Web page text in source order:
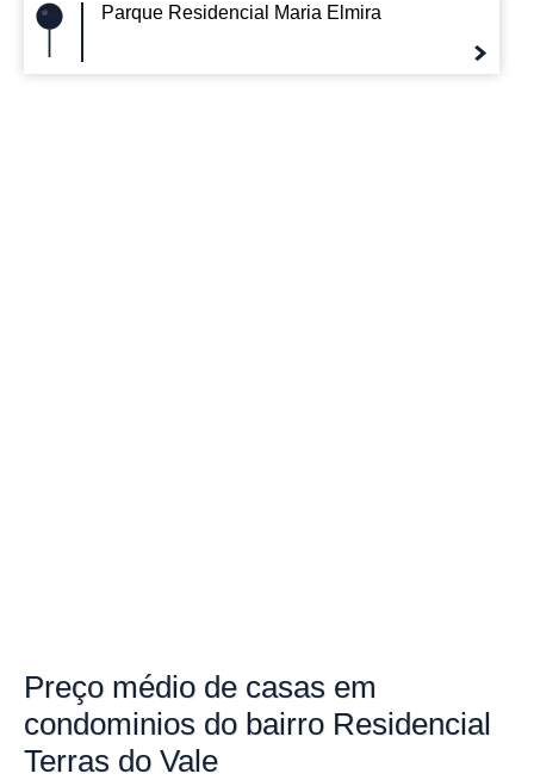
Parque Residencial Maria Elmira
Preço médio de casas em
condominios do bairro Residencial
Terras do Vale